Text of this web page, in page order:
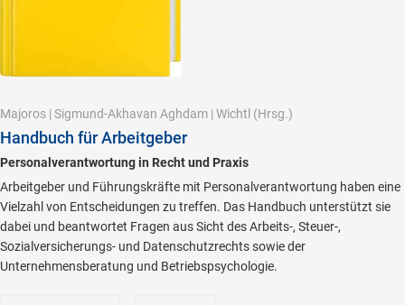
Majoros | Sigmund-Akhavan Aghdam | Wichtl (Hrsg.)
Handbuch für Arbeitgeber
Personalverantwortung in Recht und Praxis
Arbeitgeber und Führungskräfte mit Personalverantwortung haben eine
Vielzahl von Entscheidungen zu treffen. Das Handbuch unterstützt sie
dabei und beantwortet Fragen aus Sicht des Arbeits-, Steuer-,
Sozialversicherungs- und Datenschutzrechts sowie der
Unternehmensberatung und Betriebspsychologie.